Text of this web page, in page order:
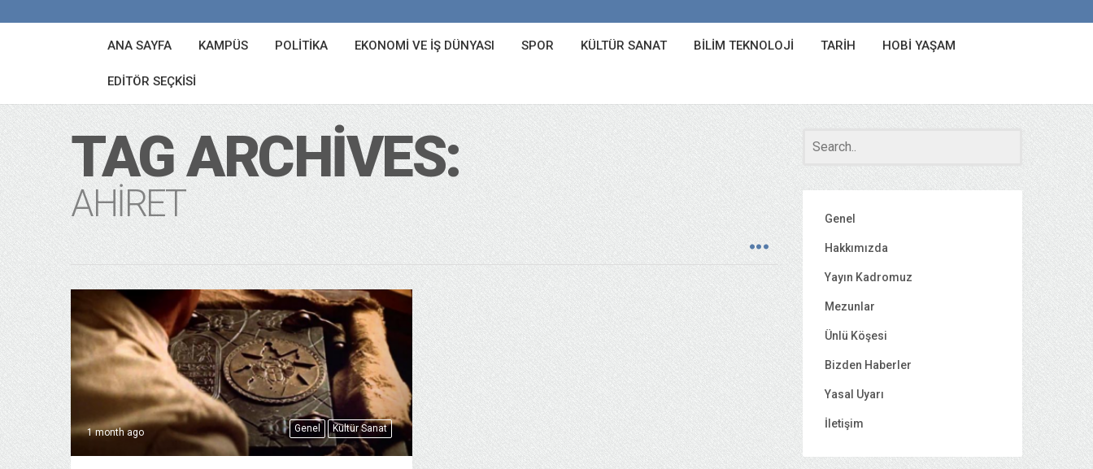
ANA SAYFA KAMPÜS POLITIKA EKONOMI VE İŞ DÜNYASI SPOR KÜLTÜR SANAT BILIM TEKNOLOJI TARIH HOBI YAŞAM
EDITÖR SEÇKISI
TAG ARCHIVES:
AHIRET
Genel Kültür Sanat
1 month ago
Genel
Hakkımızda
Yayın Kadromuz
Mezunlar
Ünlü Köşesi
Bizden Haberler
Yasal Uyarı
İletişim